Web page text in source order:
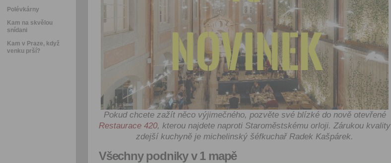
Polévkárny
Kam na skvělou
snídani
Kam v Praze, když
venku prší?
Pokud chcete zažít něco výjimečného, pozvěte své blízké do nově otevřené
Restaurace 420, kterou najdete naproti Staroměstskému orloji. Zárukou kvality
zdejší kuchyně je michelinský šéfkuchař Radek Kašpárek.
Všechny podniky v 1 mapě